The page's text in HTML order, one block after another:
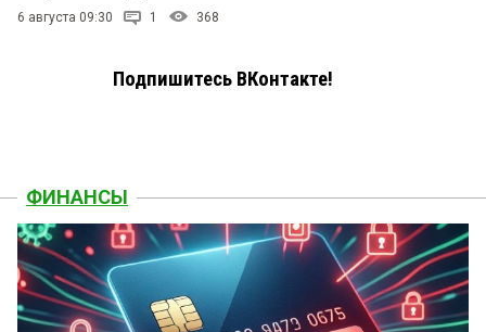
6 августа 09:30 1 368
Подпишитесь ВКонтакте!
ФИНАНСЫ